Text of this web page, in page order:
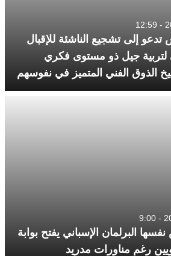
تدعو إلى تشجيع الناشئة للإقبال
لتربية جيل ذو مستوى فكري
الذوق الفني المتميز في نفوسهم
البرلمان الإسباني يفتح بوابة
رغم مناورات مدريد